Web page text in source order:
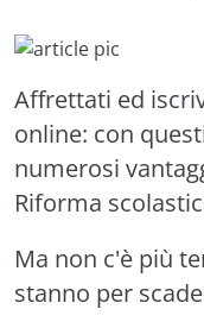
Affrettati ed
online: con
numerosi
Riforma
Ma non c'è più
stanno per